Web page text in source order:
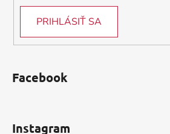
PRIHLÁSIŤ SA
Facebook
Instagram